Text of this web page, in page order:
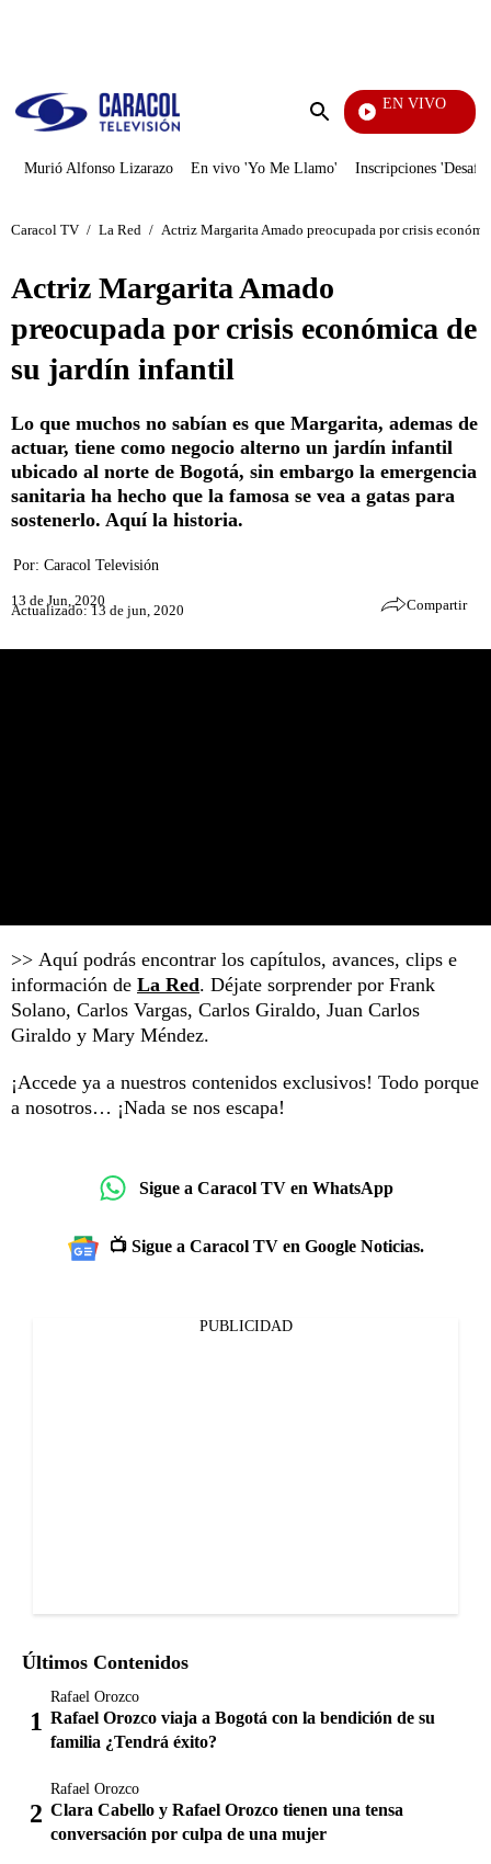
Enviar
EN VIVO
Televentas
Murió Alfonso Lizarazo En vivo 'Yo Me Llamo' Inscripciones
Caracol TV / La Red / Actriz Margarita Amado preocupada por crisis
Actriz Margarita Amado
preocupada por crisis económica de
su jardín infantil
Lo que muchos no sabían es que Margarita, ademas de
actuar, tiene como negocio alterno un jardín infantil
ubicado al norte de Bogotá, sin embargo la emergencia
sanitaria ha hecho que la famosa se vea a gatas para
sostenerlo. Aquí la historia.
Por: Caracol Televisión
13 de Jun, 2020
Actualizado: 13 de jun, 2020 Compartir
>> Aquí podrás encontrar los capítulos, avances, clips e
información de La Red. Déjate sorprender por Frank
Solano, Carlos Vargas, Carlos Giraldo, Juan Carlos
Giraldo y Mary Méndez.
¡Accede ya a nuestros contenidos exclusivos! Todo porque
a nosotros… ¡Nada se nos escapa!
Sigue a Caracol TV en WhatsApp
📺 Sigue a Caracol TV en Google Noticias.
PUBLICIDAD
Últimos Contenidos
Rafael Orozco
Rafael Orozco viaja a Bogotá con la bendición de su
familia ¿Tendrá éxito?
Rafael Orozco
Clara Cabello y Rafael Orozco tienen una tensa
conversación por culpa de una mujer